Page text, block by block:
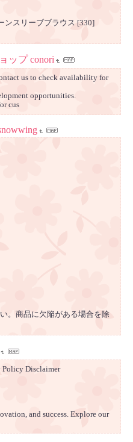
ンスリーブブラウス [330]
ップ conori
us to check availability for
opportunities.
cus
。商品に欠陥がある場合を除
Policy Disclaimer
and success. Explore our